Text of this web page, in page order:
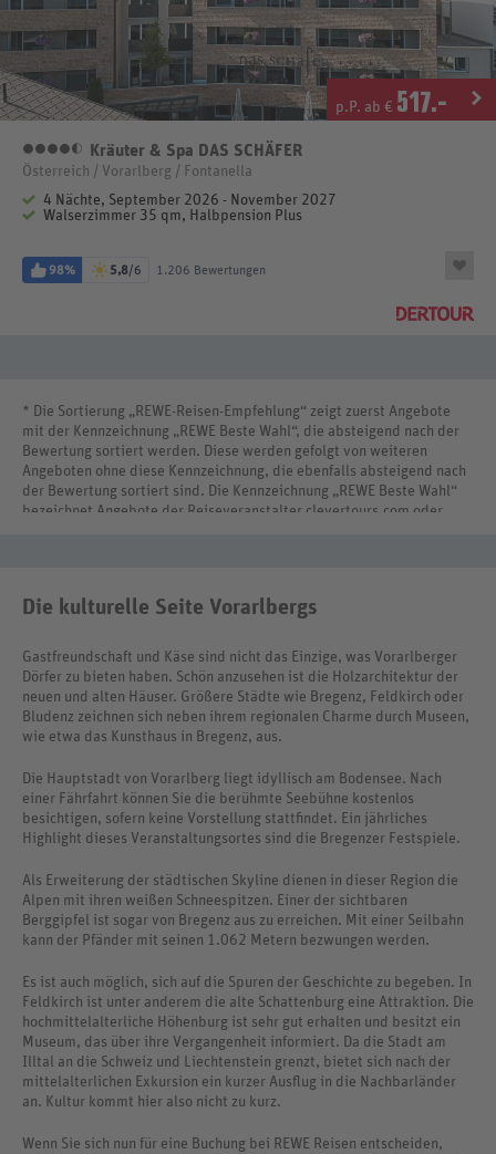
p.P. ab € 517.-
4,5 Sterne
Kräuter & Spa DAS SCHÄFER
Österreich / Vorarlberg / Fontanella
4 Nächte, September 2026 - November 2027
Walserzimmer 35 qm, Halbpension Plus
98% 5,8/6 1.206 Bewertungen
* Die Sortierung „REWE-Reisen-Empfehlung“ zeigt zuerst Angebote
mit der Kennzeichnung „REWE Beste Wahl“, die absteigend nach der
Bewertung sortiert werden. Diese werden gefolgt von weiteren
Angeboten ohne diese Kennzeichnung, die ebenfalls absteigend nach
der Bewertung sortiert sind. Die Kennzeichnung „REWE Beste Wahl“
bezeichnet Angebote der Reiseveranstalter clevertours.com oder
Die kulturelle Seite Vorarlbergs
Gastfreundschaft und Käse sind nicht das Einzige, was Vorarlberger
Dörfer zu bieten haben. Schön anzusehen ist die Holzarchitektur der
neuen und alten Häuser. Größere Städte wie Bregenz, Feldkirch oder
Bludenz zeichnen sich neben ihrem regionalen Charme durch Museen,
wie etwa das Kunsthaus in Bregenz, aus.
Die Hauptstadt von Vorarlberg liegt idyllisch am Bodensee. Nach
einer Fährfahrt können Sie die berühmte Seebühne kostenlos
besichtigen, sofern keine Vorstellung stattfindet. Ein jährliches
Highlight dieses Veranstaltungsortes sind die Bregenzer Festspiele.
Als Erweiterung der städtischen Skyline dienen in dieser Region die
Alpen mit ihren weißen Schneespitzen. Einer der sichtbaren
Berggipfel ist sogar von Bregenz aus zu erreichen. Mit einer Seilbahn
kann der Pfänder mit seinen 1.062 Metern bezwungen werden.
Es ist auch möglich, sich auf die Spuren der Geschichte zu begeben. In
Feldkirch ist unter anderem die alte Schattenburg eine Attraktion. Die
hochmittelalterliche Höhenburg ist sehr gut erhalten und besitzt ein
Museum, das über ihre Vergangenheit informiert. Da die Stadt am
Illtal an die Schweiz und Liechtenstein grenzt, bietet sich nach der
mittelalterlichen Exkursion ein kurzer Ausflug in die Nachbarländer
an. Kultur kommt hier also nicht zu kurz.
Wenn Sie sich nun für eine Buchung bei REWE Reisen entscheiden,